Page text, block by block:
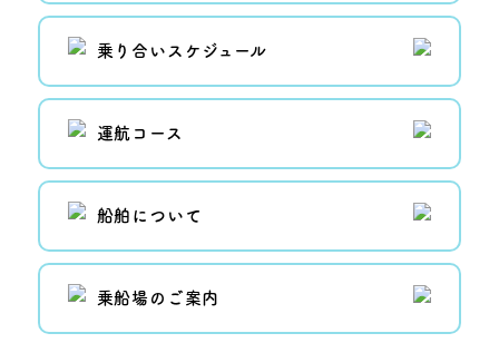
乗り合いスケジュール
運航コース
船舶について
乗船場のご案内